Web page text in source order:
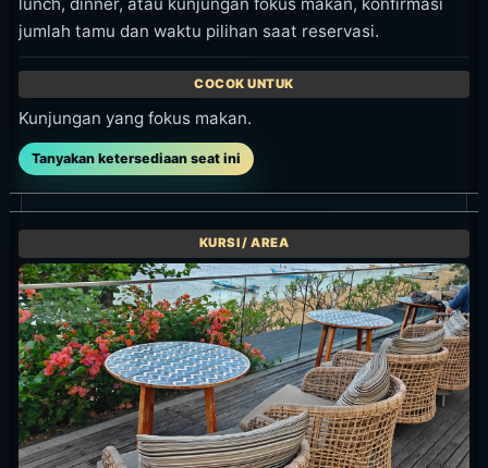
jumlah tamu dan waktu pilihan saat reservasi.
Kunjungan yang fokus makan.
Tanyakan ketersediaan seat ini